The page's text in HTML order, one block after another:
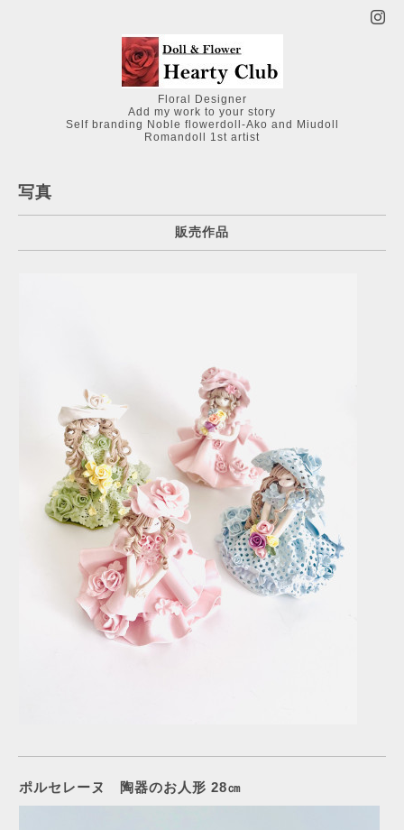
Floral Designer
Add my work to your story
Self branding Noble flowerdoll-Ako and Miudoll
Romandoll 1st artist
写真
販売作品
ポルセレーヌ 陶器のお人形 28㎝